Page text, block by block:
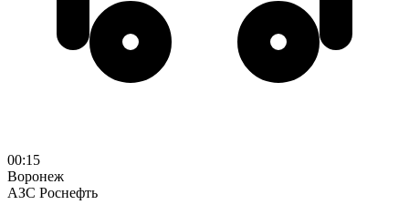
00:15
Воронеж
АЗС Роснефть